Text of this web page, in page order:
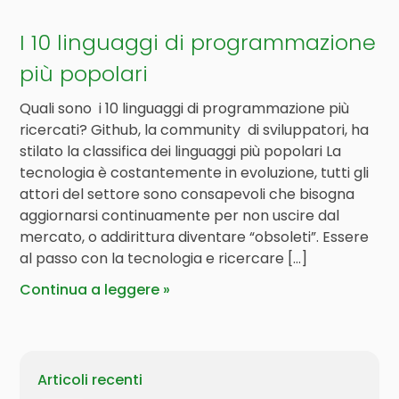
I 10 linguaggi di programmazione
più popolari
Quali sono i 10 linguaggi di programmazione più
ricercati? Github, la community di sviluppatori, ha
stilato la classifica dei linguaggi più popolari La
tecnologia è costantemente in evoluzione, tutti gli
attori del settore sono consapevoli che bisogna
aggiornarsi continuamente per non uscire dal
mercato, o addirittura diventare “obsoleti”. Essere
al passo con la tecnologia e ricercare […]
Continua a leggere
Articoli recenti